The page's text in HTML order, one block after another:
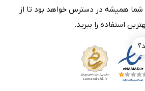
شما همیشه در دسترس خواهد بود تا از
استفاده را ببرید.